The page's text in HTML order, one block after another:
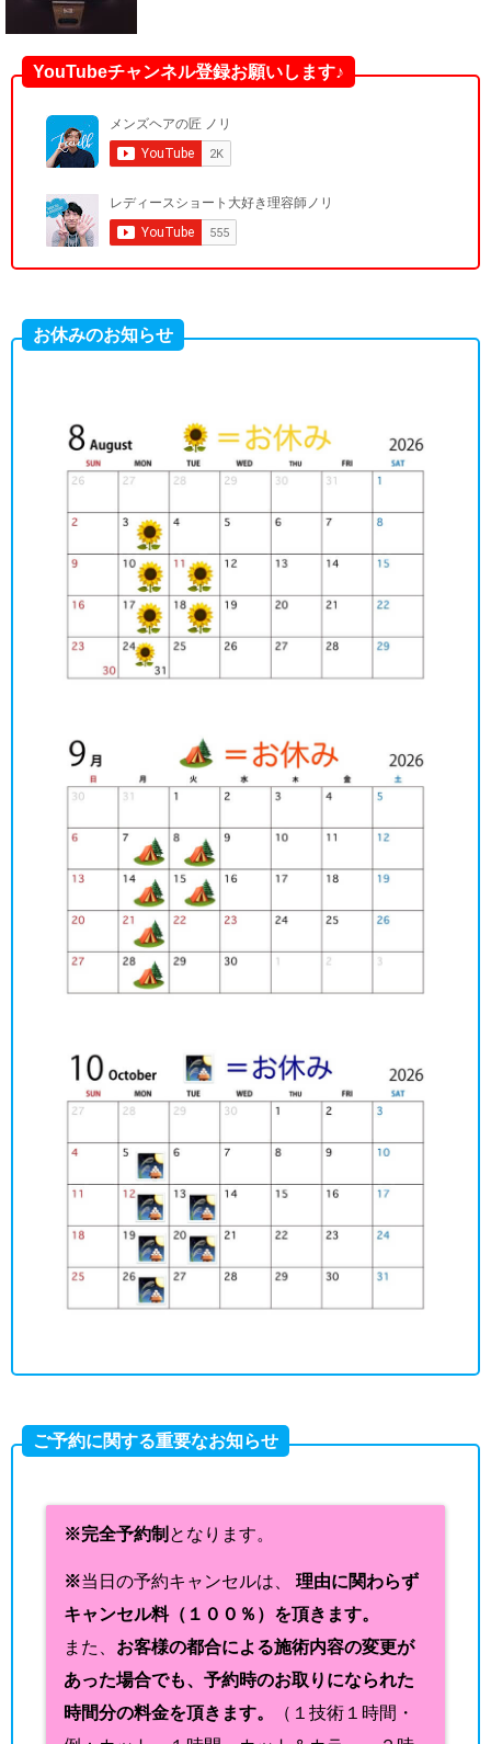
YouTubeチャンネル登録お願いします♪
お休みのお知らせ
ご予約に関する重要なお知らせ
※完全予約制 となります。
※当日の予約キャンセルは、 理由に関わらず
キャンセル料（１００％）を頂きます。
また、 お客様の都合による施術内容の変更が
あった場合でも、予約時のお取りになられた
時間分の料金を頂きます。
（１技術１時間・